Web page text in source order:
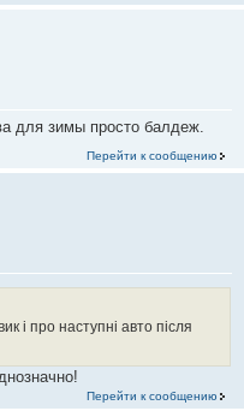
для зимы просто балдеж.
Перейти к сообщению
і про наступні авто після
Перейти к сообщению